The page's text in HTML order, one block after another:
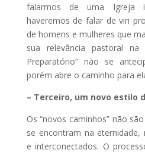
falarmos de uma Igreja
haveremos de falar de viri
de homens e mulheres que
sua relevância pastoral na
Preparatório” não se
porém abre o caminho para
– Terceiro, um novo estilo
Os “novos caminhos” não
se encontram na eternidade,
e interconectados. O